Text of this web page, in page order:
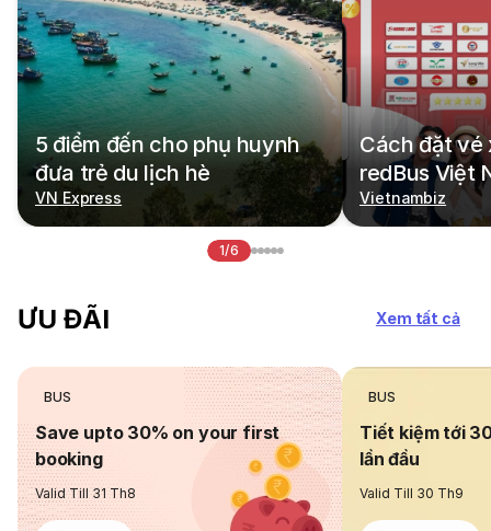
5 điểm đến cho phụ huynh
đưa trẻ du lịch hè
VN Express
Cách đặt vé
redBus Việt
Vietnambiz
1/6
ƯU ĐÃI Xem tất cả
BUS
Save upto 30% on your first
booking
Valid Till 31 Th8
BUS
Tiết kiệm tới
lần đầu
Valid Till 30 Th9